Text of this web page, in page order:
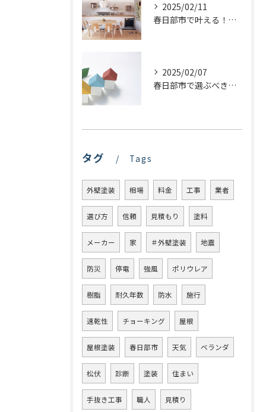
2025/02/11
春日部市で叶える！理想のキッチンリフォームを実現するステップ
2025/02/07
春日部市で選ぶべき屋根塗装の種類とは？プロが教える最適な選び方
タグ Tags
外壁塗装 相場 料金 工事 業者
選び方 信頼 見積もり 塗料
メーカー 家 ＃外壁塗装 地震
防災 停電 強風 ポリウレア
樹脂 耐久年数 防水 施行
速乾性 チョーキング 屋根
屋根塗装 春日部市 天気 ベランダ
松伏 診断 塗装 住まい
手抜き工事 職人 見積り